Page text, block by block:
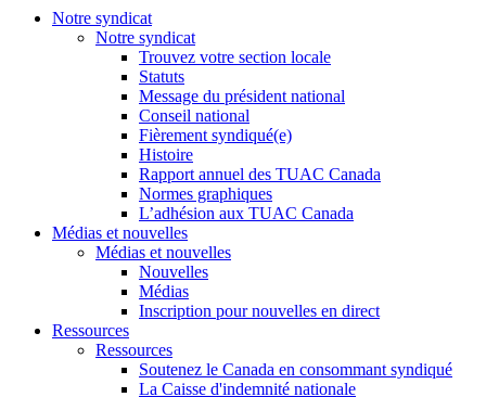
Notre syndicat
Notre syndicat
Trouvez votre section locale
Statuts
Message du président national
Conseil national
Fièrement syndiqué(e)
Histoire
Rapport annuel des TUAC Canada
Normes graphiques
L’adhésion aux TUAC Canada
Médias et nouvelles
Médias et nouvelles
Nouvelles
Médias
Inscription pour nouvelles en direct
Ressources
Ressources
Soutenez le Canada en consommant syndiqué
La Caisse d'indemnité nationale